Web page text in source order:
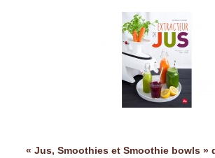
« Jus, Smoothies et Smoothie bowls »